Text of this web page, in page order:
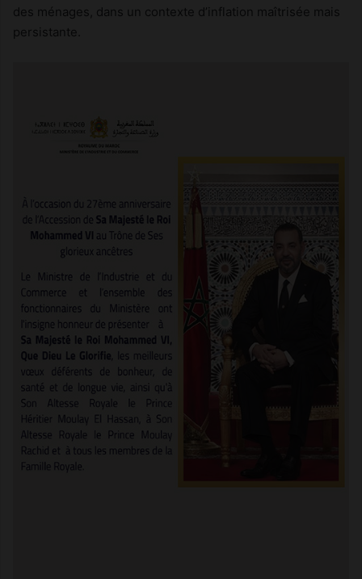
des ménages, dans un contexte d’inflation maîtrisée mais
persistante.